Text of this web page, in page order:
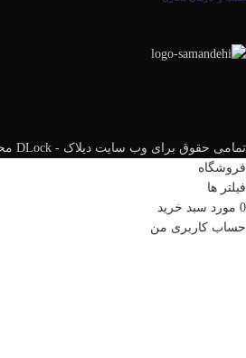
تمامی حقوق برای وب سایت دیلاک - DLock محفوظ است
فروشگاه
فیلتر ها
0 مورد سبد خرید
حساب کاربری من